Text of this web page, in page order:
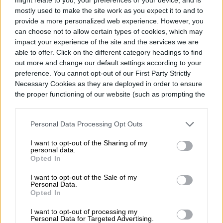
mostly used to make the site work as you expect it to and to
provide a more personalized web experience. However, you
can choose not to allow certain types of cookies, which may
impact your experience of the site and the services we are
able to offer. Click on the different category headings to find
out more and change our default settings according to your
preference. You cannot opt-out of our First Party Strictly
Necessary Cookies as they are deployed in order to ensure
the proper functioning of our website (such as prompting the
Personal Data Processing Opt Outs
I want to opt-out of the Sharing of my
personal data.
Opted In
I want to opt-out of the Sale of my
Personal Data.
Opted In
I want to opt-out of processing my
Personal Data for Targeted Advertising.
Bentancur y Nahitan Nández en los cuartos de final de la Copa
Imagen utilizada con permiso del titular de los derechos
de autor
En sus 47 ediciones a cuestas, han sido
tres los países que han dominado la
competencia. El campeón vigente, Brasil,
intentará sumar su décima corona y acortar